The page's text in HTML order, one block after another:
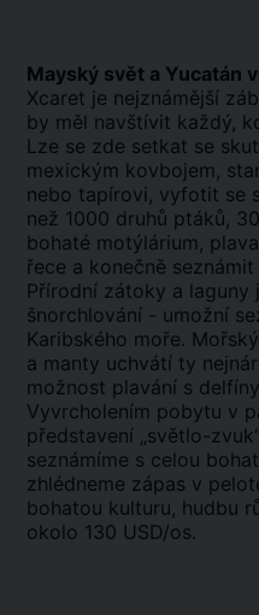
Mayský svět a Yucatán
Xcaret je nejznámější
by měl navštívit každý,
Lze se zde setkat se
mexickým kovbojem,
nebo tapírovi, vyfotit se
než 1000 druhů ptáků,
bohaté motýlárium,
řece a konečně
Přírodní zátoky a laguny
šnorchlování - umožní
Karibského moře.
a manty uchvátí ty
možnost plavání s
Vyvrcholením pobytu v
představení „světlo-
seznámíme s celou
zhlédneme zápas v
bohatou kulturu, hudbu
okolo 130 USD/os.